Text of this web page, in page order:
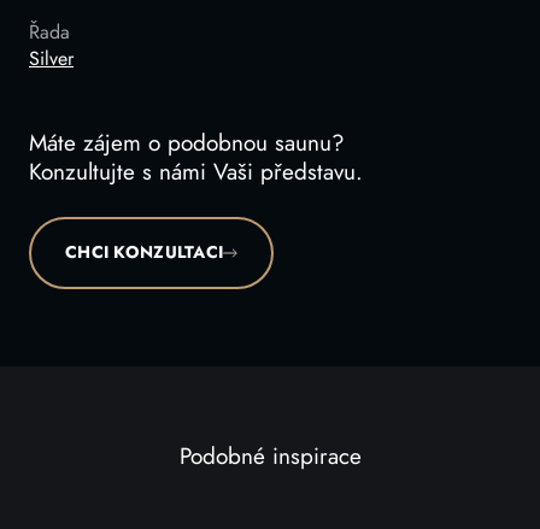
Řada
Silver
Máte zájem o podobnou saunu?
Konzultujte s námi Vaši představu.
CHCI KONZULTACI
Podobné inspirace